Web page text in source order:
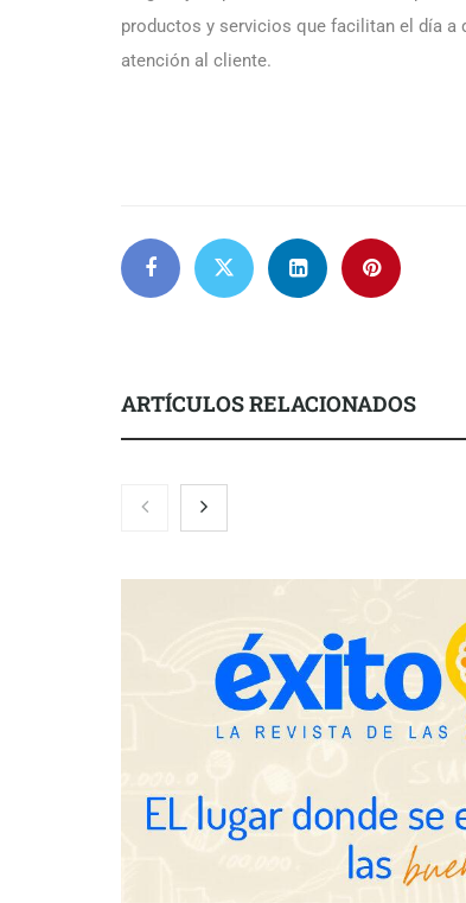
productos y servicios que facilitan el día a
atención al cliente.
ARTÍCULOS RELACIONADOS
El nuevo mapa de zonas
tensionadas abre nuevos frentes
UrbanPay lanza en 19 mercados
europeos su solución de pagos
inmobiliarios: hasta 82% de ahorro